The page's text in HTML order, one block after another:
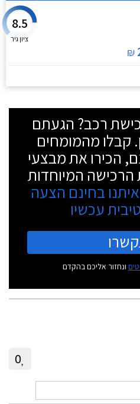
₪
8.5
ציון גיר
רכב? הגעתם
קבלו מהמומחים
הכירו את מבצעי
הרכישה המיוחדות
בחינם הצעה
עכשיו
ונחזור אליכם בהקדם
0